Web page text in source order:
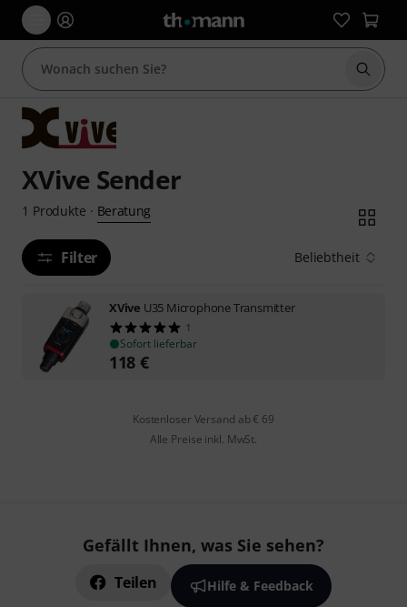
Suche
XVive Sender
1 Produkte · Beratung
Filter Beliebtheit
XVive U35 Microphone Transmitter
1
Sofort lieferbar
118 €
Kostenloser Versand ab € 69
Alle Preise inkl. MwSt.
Gefällt Ihnen, was Sie sehen?
Teilen Hilfe & Feedback